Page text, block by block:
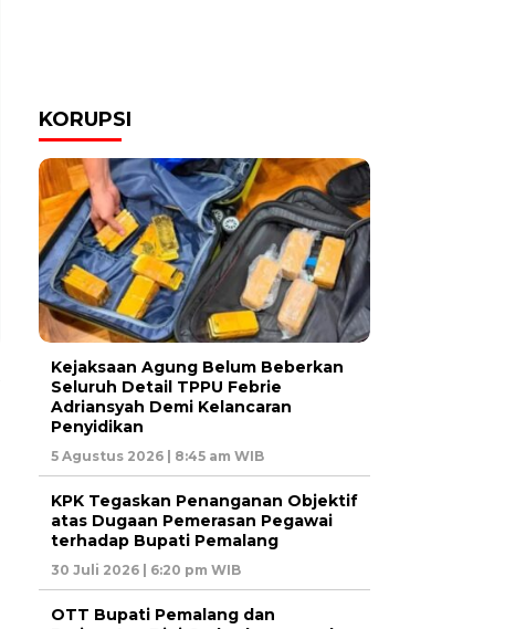
KORUPSI
Kejaksaan Agung Belum Beberkan
Seluruh Detail TPPU Febrie
Adriansyah Demi Kelancaran
Penyidikan
5 Agustus 2026 | 8:45 am WIB
KPK Tegaskan Penanganan Objektif
atas Dugaan Pemerasan Pegawai
terhadap Bupati Pemalang
30 Juli 2026 | 6:20 pm WIB
OTT Bupati Pemalang dan